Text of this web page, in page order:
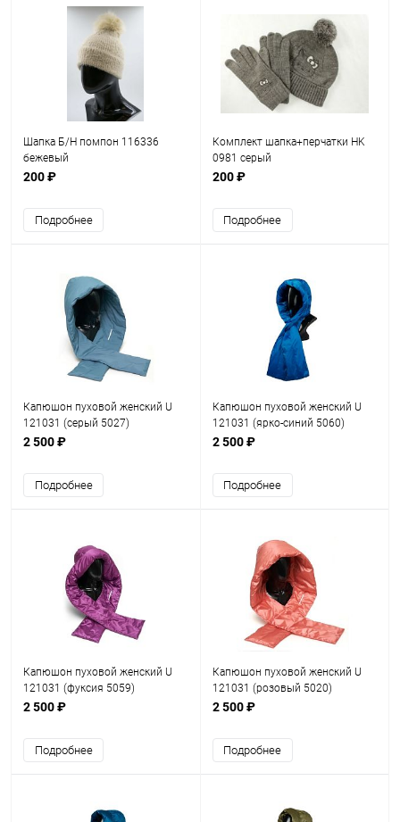
Шапка Б/Н помпон 116336
бежевый
200 ₽
Подробнее
Комплект шапка+перчатки HK
0981 серый
200 ₽
Подробнее
Капюшон пуховой женский U
121031 (серый 5027)
2 500 ₽
Подробнее
Капюшон пуховой женский U
121031 (ярко-синий 5060)
2 500 ₽
Подробнее
Капюшон пуховой женский U
121031 (фуксия 5059)
2 500 ₽
Подробнее
Капюшон пуховой женский U
121031 (розовый 5020)
2 500 ₽
Подробнее